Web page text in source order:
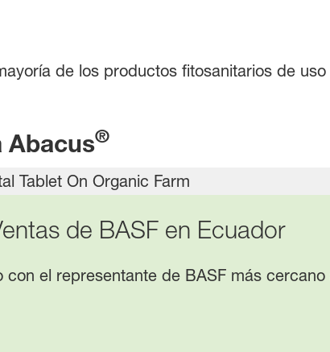
de los productos fitosanitarios de
Abacus®
de BASF en Ecuador
el representante de BASF más